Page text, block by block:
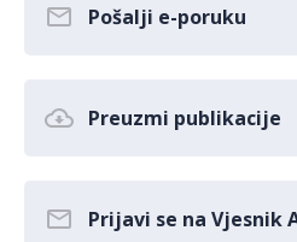
Pošalji e-poruku
Preuzmi publikacije
Prijavi se na Vjesnik